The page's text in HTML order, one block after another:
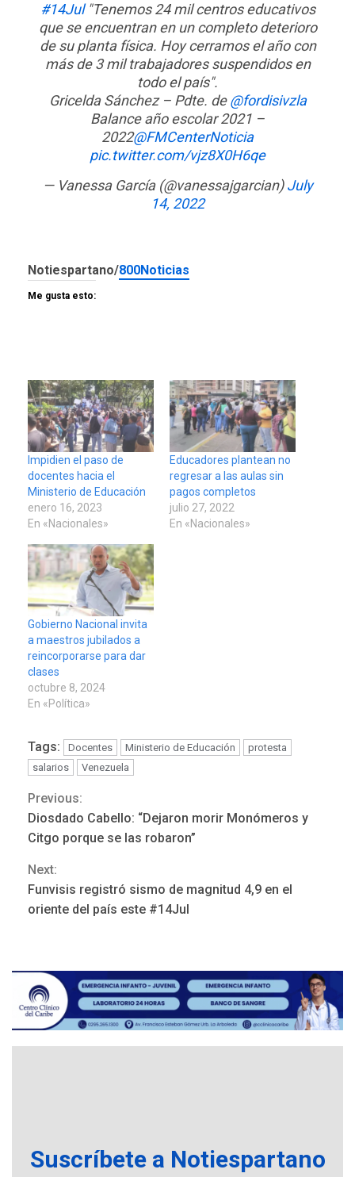
#14Jul"Tenemos 24 mil centros educativos
que se encuentran en un completo deterioro
de su planta física. Hoy cerramos el año con
más de 3 mil trabajadores suspendidos en
todo el país".
Gricelda Sánchez – Pdte. de@fordisivzla
Balance año escolar 2021 –
2022@FMCenterNoticia
pic.twitter.com/vjz8X0H6qe
— Vanessa García (@vanessajgarcian)July
14, 2022
Notiespartano/800Noticias
Me gusta esto:
Impidien el paso de
docentes hacia el
Ministerio de Educación
enero 16, 2023
En «Nacionales»
Educadores plantean no
regresar a las aulas sin
pagos completos
julio 27, 2022
En «Nacionales»
Gobierno Nacional invita
a maestros jubilados a
reincorporarse para dar
clases
octubre 8, 2024
En «Política»
Tags: Docentes Ministerio de Educación
protesta
salarios
Venezuela
Continue
Reading
Previous:
Diosdado Cabello: “Dejaron morir Monómeros y
Citgo porque se las robaron”
Next:
Funvisis registró sismo de magnitud 4,9 en el
oriente del país este #14Jul
Suscríbete a Notiespartano
ÚLTIMA HORA
Hutíes de Yemen dicen que
REGIONALES ÚLTIMA HORA
Instituciones estadales se
suman al Plan Agosto de
Escuelas Abiertas 2026
5
de Comercio para reforma
de Ley de Puerto Libre